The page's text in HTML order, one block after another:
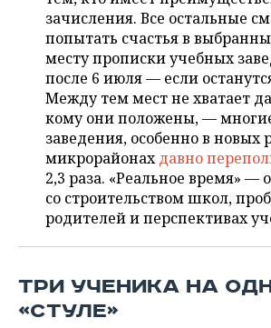
ВОДНЫЕ ВИДЫ СПОРТА
ХОККЕЙ С МЯЧОМ
ОБРАЗОВАНИЕ
ПРОИСШЕСТВИЯ
зачисления. Все остальные
попытать счастья в
месту прописки учебных
после 6 июля — если
Между тем мест не хватает
кому они положены, —
заведения, особенно в новых
микрорайонахдавно
2,3 раза. «Реальное время» —
со строительством школ,
родителей и перспективах
ТРИ УЧЕНИКА НА
«СТУЛЕ»